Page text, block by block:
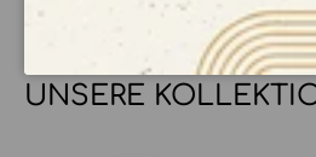
UNSERE